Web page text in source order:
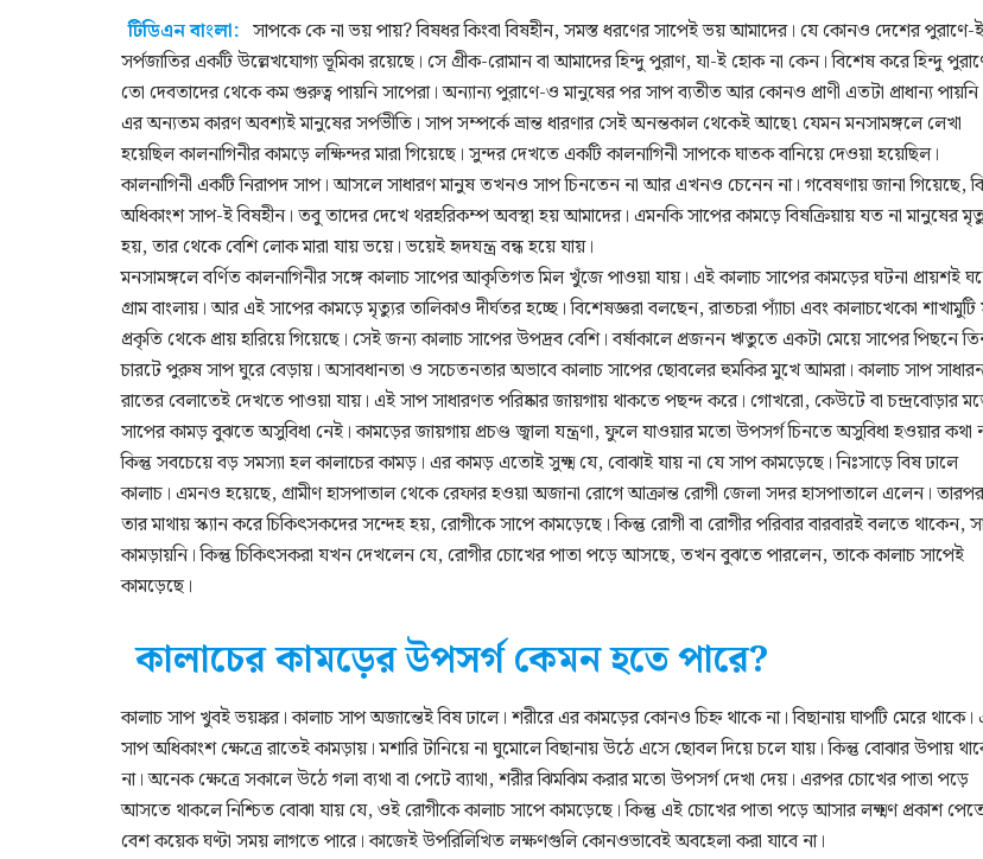
টিডিএন বাংলা: সাপকে কে না ভয় পায়? বিষধর কিংবা বিষহীন, সমস্ত ধরণের সাপেই ভয় আমাদের। যে কোনও দেশের পুরাণে-ই
সর্পজাতির একটি উল্লেখযোগ্য ভূমিকা রয়েছে। সে গ্রীক-রোমান বা আমাদের হিন্দু পুরাণ, যা-ই হোক না কেন। বিশেষ করে হিন্দু
তো দেবতাদের থেকে কম গুরুত্ব পায়নি সাপেরা। অন্যান্য পুরাণে-ও মানুষের পর সাপ ব্যতীত আর কোনও প্রাণী এতটা প্রাধান্য
এর অন্যতম কারণ অবশ্যই মানুষের সর্পভীতি। সাপ সম্পর্কে ভ্রান্ত ধারণার সেই অনন্তকাল থেকেই আছে৷ যেমন মনসামঙ্গলে লেখা
হয়েছিল কালনাগিনীর কামড়ে লক্ষিন্দর মারা গিয়েছে। সুন্দর দেখতে একটি কালনাগিনী সাপকে ঘাতক বানিয়ে দেওয়া হয়েছিল।
কালনাগিনী একটি নিরাপদ সাপ। আসলে সাধারণ মানুষ তখনও সাপ চিনতেন না আর এখনও চেনেন না। গবেষণায় জানা গিয়েছে,
অধিকাংশ সাপ-ই বিষহীন। তবু তাদের দেখে থরহরিকম্প অবস্থা হয় আমাদের। এমনকি সাপের কামড়ে বিষক্রিয়ায় যত না মানুষের
হয়, তার থেকে বেশি লোক মারা যায় ভয়ে। ভয়েই হৃদযন্ত্র বন্ধ হয়ে যায়।
মনসামঙ্গলে বর্ণিত কালনাগিনীর সঙ্গে কালাচ সাপের আকৃতিগত মিল খুঁজে পাওয়া যায়। এই কালাচ সাপের কামড়ের ঘটনা প্রায়শই
গ্রাম বাংলায়। আর এই সাপের কামড়ে মৃত্যুর তালিকাও দীর্ঘতর হচ্ছে। বিশেষজ্ঞরা বলছেন, রাতচরা প্যাঁচা এবং কালাচখেকো
প্রকৃতি থেকে প্রায় হারিয়ে গিয়েছে। সেই জন্য কালাচ সাপের উপদ্রব বেশি। বর্ষাকালে প্রজনন ঋতুতে একটা মেয়ে সাপের পিছনে
চারটে পুরুষ সাপ ঘুরে বেড়ায়। অসাবধানতা ও সচেতনতার অভাবে কালাচ সাপের ছোবলের হুমকির মুখে আমরা। কালাচ সাপ
রাতের বেলাতেই দেখতে পাওয়া যায়। এই সাপ সাধারণত পরিষ্কার জায়গায় থাকতে পছন্দ করে। গোখরো, কেউটে বা চন্দ্রবোড়ার
সাপের কামড় বুঝতে অসুবিধা নেই। কামড়ের জায়গায় প্রচণ্ড জ্বালা যন্ত্রণা, ফুলে যাওয়ার মতো উপসর্গ চিনতে অসুবিধা হওয়ার কথা
কিন্তু সবচেয়ে বড় সমস্যা হল কালাচের কামড়। এর কামড় এতোই সুক্ষ্ম যে, বোঝাই যায় না যে সাপ কামড়েছে। নিঃসাড়ে বিষ ঢালে
কালাচ। এমনও হয়েছে, গ্রামীণ হাসপাতাল থেকে রেফার হওয়া অজানা রোগে আক্রান্ত রোগী জেলা সদর হাসপাতালে এলেন। তারপর
তার মাথায় স্ক্যান করে চিকিৎসকদের সন্দেহ হয়, রোগীকে সাপে কামড়েছে। কিন্তু রোগী বা রোগীর পরিবার বারবারই বলতে থাকেন,
কামড়ায়নি। কিন্তু চিকিৎসকরা যখন দেখলেন যে, রোগীর চোখের পাতা পড়ে আসছে, তখন বুঝতে পারলেন, তাকে কালাচ সাপেই
কামড়েছে।
কালাচের কামড়ের উপসর্গ কেমন হতে পারে?
কালাচ সাপ খুবই ভয়ঙ্কর। কালাচ সাপ অজান্তেই বিষ ঢালে। শরীরে এর কামড়ের কোনও চিহ্ন থাকে না। বিছানায় ঘাপটি মেরে
সাপ অধিকাংশ ক্ষেত্রে রাতেই কামড়ায়। মশারি টানিয়ে না ঘুমোলে বিছানায় উঠে এসে ছোবল দিয়ে চলে যায়। কিন্তু বোঝার উপায়
না। অনেক ক্ষেত্রে সকালে উঠে গলা ব্যথা বা পেটে ব্যাথা, শরীর ঝিমঝিম করার মতো উপসর্গ দেখা দেয়। এরপর চোখের পাতা পড়ে
আসতে থাকলে নিশ্চিত বোঝা যায় যে, ওই রোগীকে কালাচ সাপে কামড়েছে। কিন্তু এই চোখের পাতা পড়ে আসার লক্ষ্মণ প্রকাশ
বেশ কয়েক ঘণ্টা সময় লাগতে পারে। কাজেই উপরিলিখিত লক্ষণগুলি কোনওভাবেই অবহেলা করা যাবে না।